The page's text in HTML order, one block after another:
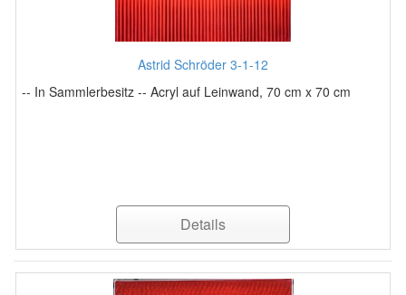
Astrid Schröder 3-1-12
-- In Sammlerbesitz -- Acryl auf Leinwand, 70 cm x 70 cm
Details